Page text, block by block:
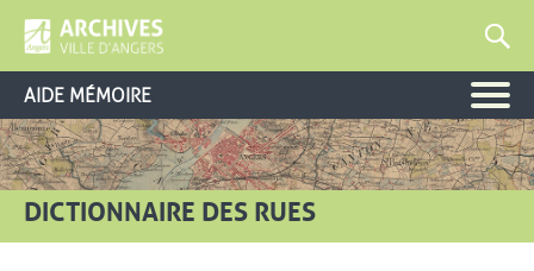
AIDE MÉMOIRE
DICTIONNAIRE DES RUES